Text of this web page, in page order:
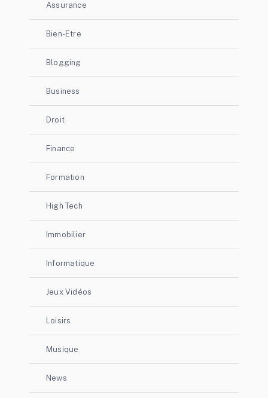
Assurance
Bien-Etre
Blogging
Business
Droit
Finance
Formation
High Tech
Immobilier
Informatique
Jeux Vidéos
Loisirs
Musique
News